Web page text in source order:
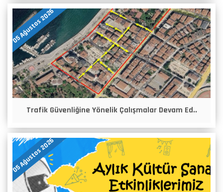
05 Ağustos 2026
Trafik Güvenliğine Yönelik Çalışmalar Devam Ed..
05 Ağustos 2026